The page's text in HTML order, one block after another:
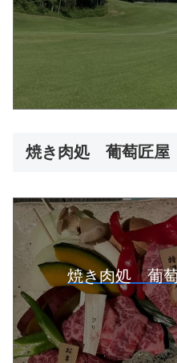
焼き肉処 葡萄匠
焼き肉処 葡